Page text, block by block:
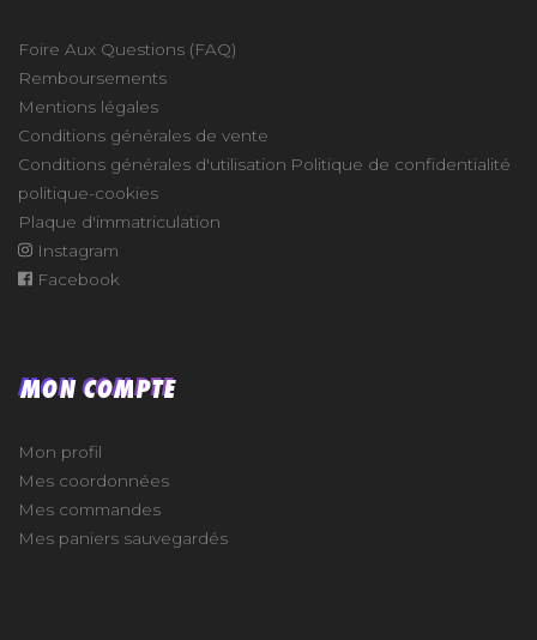
Foire Aux Questions (FAQ)
Remboursements
Mentions légales
Conditions générales de vente
Conditions générales d'utilisation Politique de confidentialité
politique-cookies
Plaque d'immatriculation
Instagram
Facebook
MON COMPTE
Mon profil
Mes coordonnées
Mes commandes
Mes paniers sauvegardés